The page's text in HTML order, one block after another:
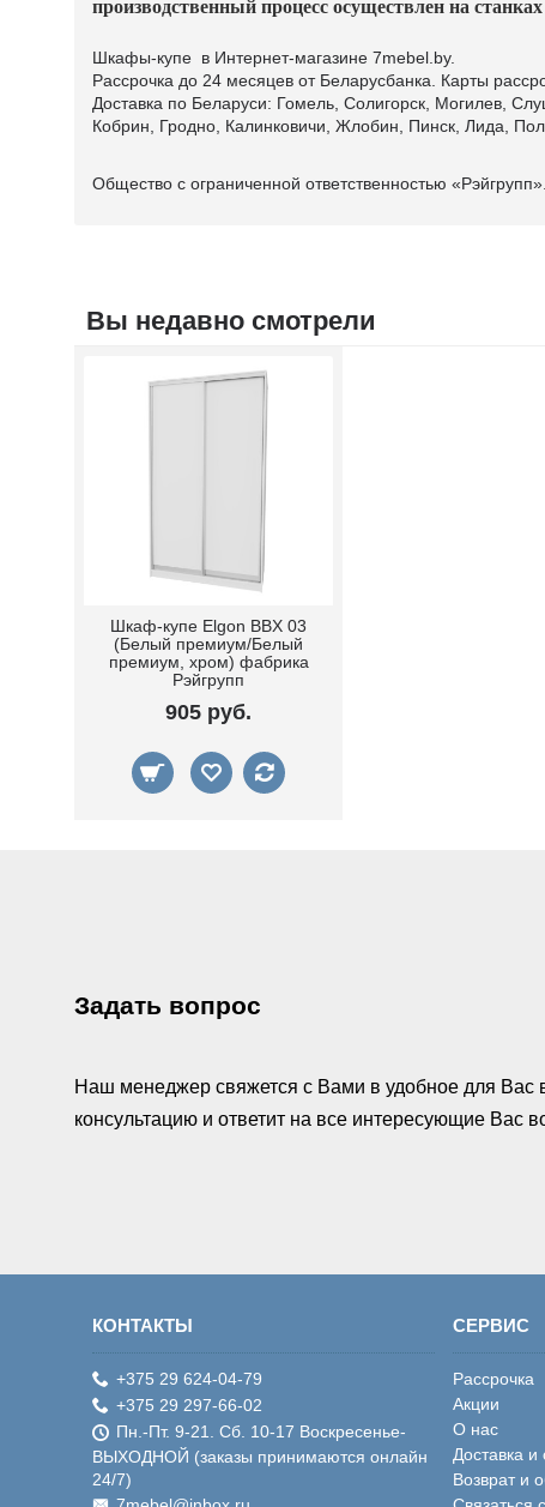
производственный процесс осуществлен на
Шкафы-купе в Интернет-магазине 7mebel.by.
Рассрочка до 24 месяцев от Беларусбанка. Карты
Доставка по Беларуси: Гомель, Солигорск, Могилев,
Кобрин, Гродно, Калинковичи, Жлобин, Пинск, Лида,
Общество с ограниченной ответственностью
Вы недавно смотрели
Шкаф-купе Elgon BBX 03
(Белый премиум/Белый
премиум, хром) фабрика
Рэйгрупп
905 руб.
Задать вопрос
Наш менеджер свяжется с Вами в удобное для Вас
консультацию и ответит на все интересующие Вас
КОНТАКТЫ
+375 29 624-04-79
+375 29 297-66-02
Пн.-Пт. 9-21. Сб. 10-17 Воскресенье-
ВЫХОДНОЙ (заказы принимаются онлайн
24/7)
СЕРВИС
Рассрочка
Акции
О нас
Доставка и
Возврат и